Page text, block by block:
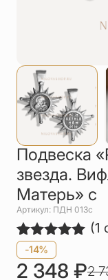
Другое
Подвеска
звезда.
Матерь» с
Артикул: ПДН 013с
Рейтинг
5.00из 5
на основе
1
(1
-14%
2 348 ₽2